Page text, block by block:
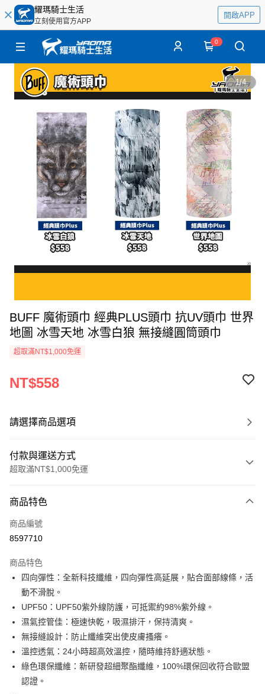
耀瑪騎士生活
立刻使用官方APP
開啟APP
0
1/4
BUFF 魔術頭巾 經典PLUS頭巾 抗UV頭巾 世界
地圖 冰雪天地 冰雪白狼 無接縫圓筒頭巾
超取滿NT$1,000免運
NT$558
請選擇商品選項
付款與運送方式
超取滿NT$1,000免運
信用卡一次付款
超商取貨付款
ATM付款
運送方式
全家取貨付款(安全帽一頂以上請選宅配)
每筆NT$60，滿NT$1,000(含以上)免運費
7-11取貨付款(安全帽一頂以上請選宅配)
每筆NT$60，滿NT$1,000(含以上)免運費
商品特色
商品編號
8597710
商品特色
四向彈性：全新科技纖維，四向彈性高延展，貼合面部線條，活
動不滑脫。
UPF50：UPF50紫外線防護，可抵禦約98%紫外線。
濕氣控管佳：極速快乾，吸濕排汗，保持清爽。
無接縫設計：防止纖維突出使皮膚搔癢。
溫控透氣：24小時超高效溫控，隨時維持舒適狀態。
綠色環保纖維：新研發超細聚酯纖維，100%環保回收符合歐盟
認證。